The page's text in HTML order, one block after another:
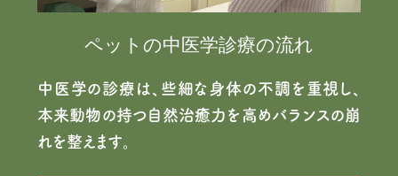
ペットの中医学診療の流れ
中医学の診療は、些細な身体の不調を重視し、
本来動物の持つ自然治癒力を高めバランスの崩
れを整えます。